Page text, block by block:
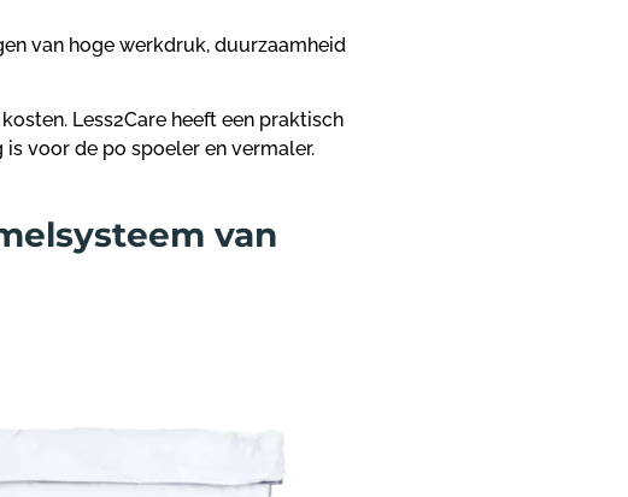
van hoge werkdruk, duurzaamheid
Less2Care heeft eenpraktisch
voor de po spoeler en vermaler.
van